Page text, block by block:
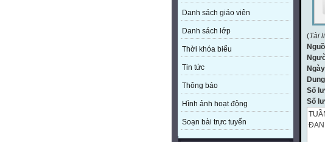
Danh sách giáo viên
Danh sách lớp
Thời khóa biểu
Tin tức
Thông báo
Hình ảnh hoạt động
Soạn bài trực tuyến
(Tài
Số
Số
ĐAN